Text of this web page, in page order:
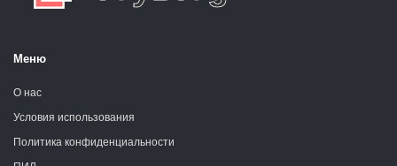
Меню
О нас
Условия использования
Политика конфиденциальности